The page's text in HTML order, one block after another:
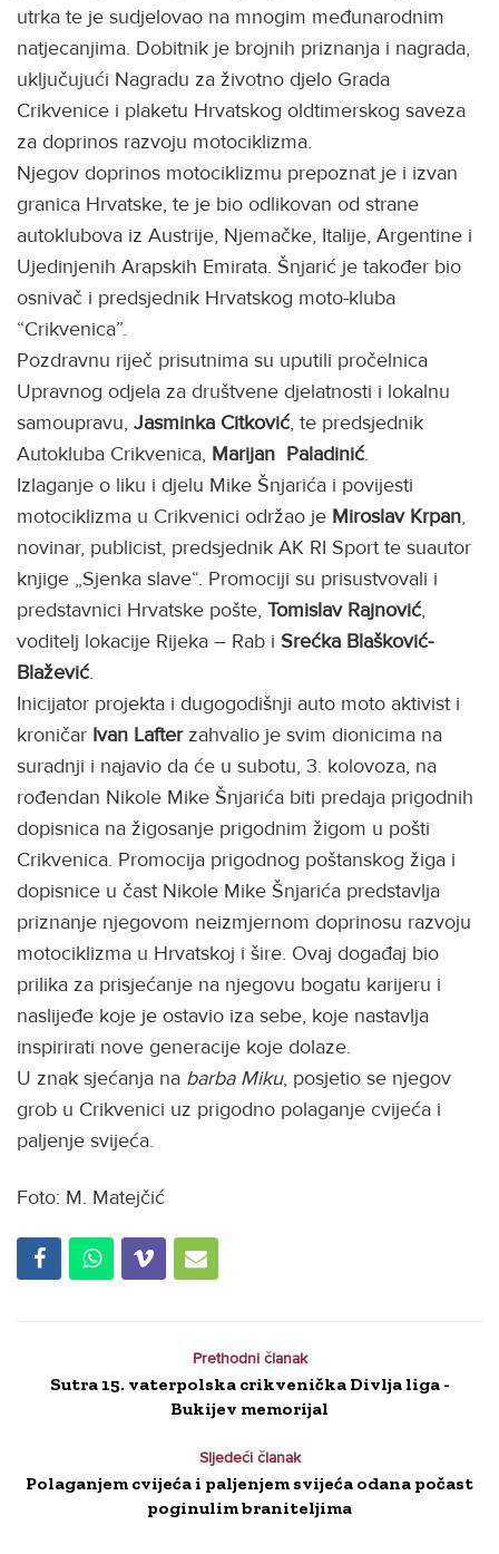
utrka te je sudjelovao na mnogim međunarodnim
natjecanjima. Dobitnik je brojnih priznanja i nagrada,
uključujući Nagradu za životno djelo Grada
Crikvenice i plaketu Hrvatskog oldtimerskog saveza
za doprinos razvoju motociklizma.
Njegov doprinos motociklizmu prepoznat je i izvan
granica Hrvatske, te je bio odlikovan od strane
autoklubova iz Austrije, Njemačke, Italije, Argentine i
Ujedinjenih Arapskih Emirata. Šnjarić je također bio
osnivač i predsjednik Hrvatskog moto-kluba
“Crikvenica”.
Pozdravnu riječ prisutnima su uputili pročelnica
Upravnog odjela za društvene djelatnosti i lokalnu
samoupravu, Jasminka Citković, te predsjednik
Autokluba Crikvenica, Marijan Paladinić.
Izlaganje o liku i djelu Mike Šnjarića i povijesti
motociklizma u Crikvenici održao je Miroslav Krpan,
novinar, publicist, predsjednik AK RI Sport te suautor
knjige „Sjenka slave“. Promociji su prisustvovali i
predstavnici Hrvatske pošte, Tomislav Rajnović,
voditelj lokacije Rijeka – Rab i Srećka Blašković-
Blažević.
Inicijator projekta i dugogodišnji auto moto aktivist i
kroničar Ivan Lafterzahvalio je svim dionicima na
suradnji i najavio da će u subotu, 3. kolovoza, na
rođendan Nikole Mike Šnjarića biti predaja prigodnih
dopisnica na žigosanje prigodnim žigom u pošti
Crikvenica. Promocija prigodnog poštanskog žiga i
dopisnice u čast Nikole Mike Šnjarića predstavlja
priznanje njegovom neizmjernom doprinosu razvoju
motociklizma u Hrvatskoj i šire. Ovaj događaj bio
prilika za prisjećanje na njegovu bogatu karijeru i
naslijeđe koje je ostavio iza sebe, koje nastavlja
inspirirati nove generacije koje dolaze.
U znak sjećanja na barba Miku, posjetio se njegov
grob u Crikvenici uz prigodno polaganje cvijeća i
paljenje svijeća.
Foto: M. Matejčić
Prethodni članak
Sutra 15. vaterpolska crikvenička Divlja liga -
Bukijev memorijal
Sljedeći članak
Polaganjem cvijeća i paljenjem svijeća odana počast
poginulim braniteljima